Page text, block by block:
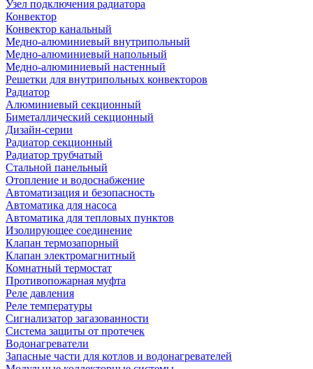
Узел подключения радиатора
Конвектор
Конвектор канальный
Медно-алюминиевый внутрипольный
Медно-алюминиевый напольный
Медно-алюминиевый настенный
Решетки для внутрипольных конвекторов
Радиатор
Алюминиевый секционный
Биметаллический секционный
Дизайн-серии
Радиатор секционный
Радиатор трубчатый
Стальной панельный
Отопление и водоснабжение
Автоматизация и безопасность
Автоматика для насоса
Автоматика для тепловых пунктов
Изолирующее соединение
Клапан термозапорный
Клапан электромагнитный
Комнатный термостат
Противопожарная муфта
Реле давления
Реле температуры
Сигнализатор загазованности
Система защиты от протечек
Водонагреватели
Запасные части для котлов и водонагревателей